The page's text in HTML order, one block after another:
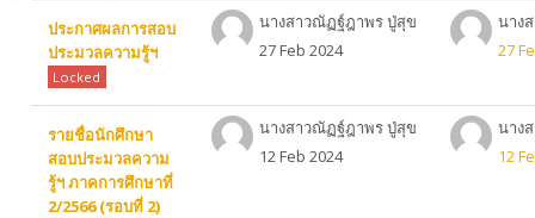
ประกาศผลการสอบ
ประมวลความรู้ฯ
Locked
นางสาวณัฏฐ์ฎาพร ปู่สุข
27 Feb 2024
นาง
27
รายชื่อนักศึกษา
สอบประมวลความ
รู้ฯ ภาคการศึกษาที่
2/2566 (รอบที่ 2)
นางสาวณัฏฐ์ฎาพร ปู่สุข
12 Feb 2024
นาง
12